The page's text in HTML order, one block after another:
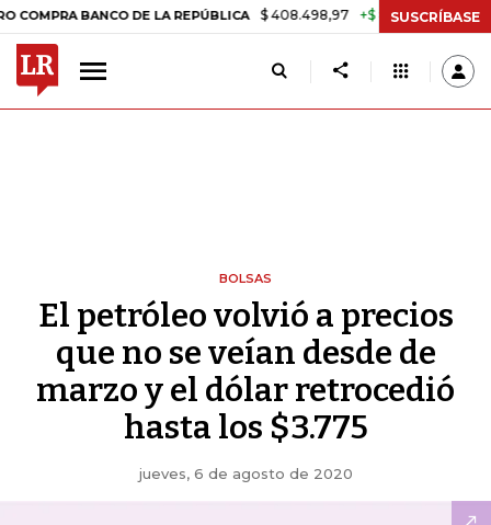
BANCO DE LA REPÚBLICA $ 408.498,97 +$ 8.753,81 +2,19%
SUSCRÍBASE
BOLSAS
El petróleo volvió a precios
que no se veían desde de
marzo y el dólar retrocedió
hasta los $3.775
jueves, 6 de agosto de 2020